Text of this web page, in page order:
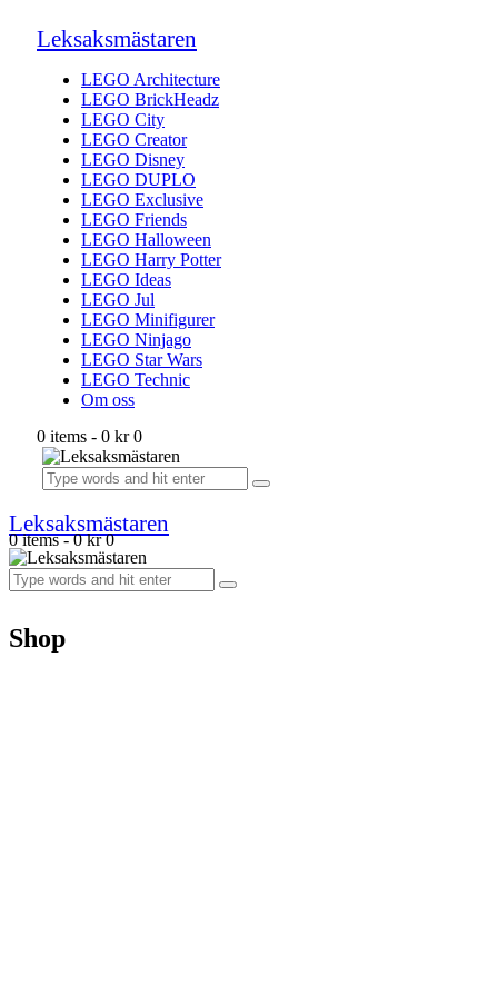
Leksaksmästaren
LEGO Architecture
LEGO BrickHeadz
LEGO City
LEGO Creator
LEGO Disney
LEGO DUPLO
LEGO Exclusive
LEGO Friends
LEGO Halloween
LEGO Harry Potter
LEGO Ideas
LEGO Jul
LEGO Minifigurer
LEGO Ninjago
LEGO Star Wars
LEGO Technic
Om oss
0 items - 0 kr 0
Leksaksmästaren
0 items-0 kr 0
Shop